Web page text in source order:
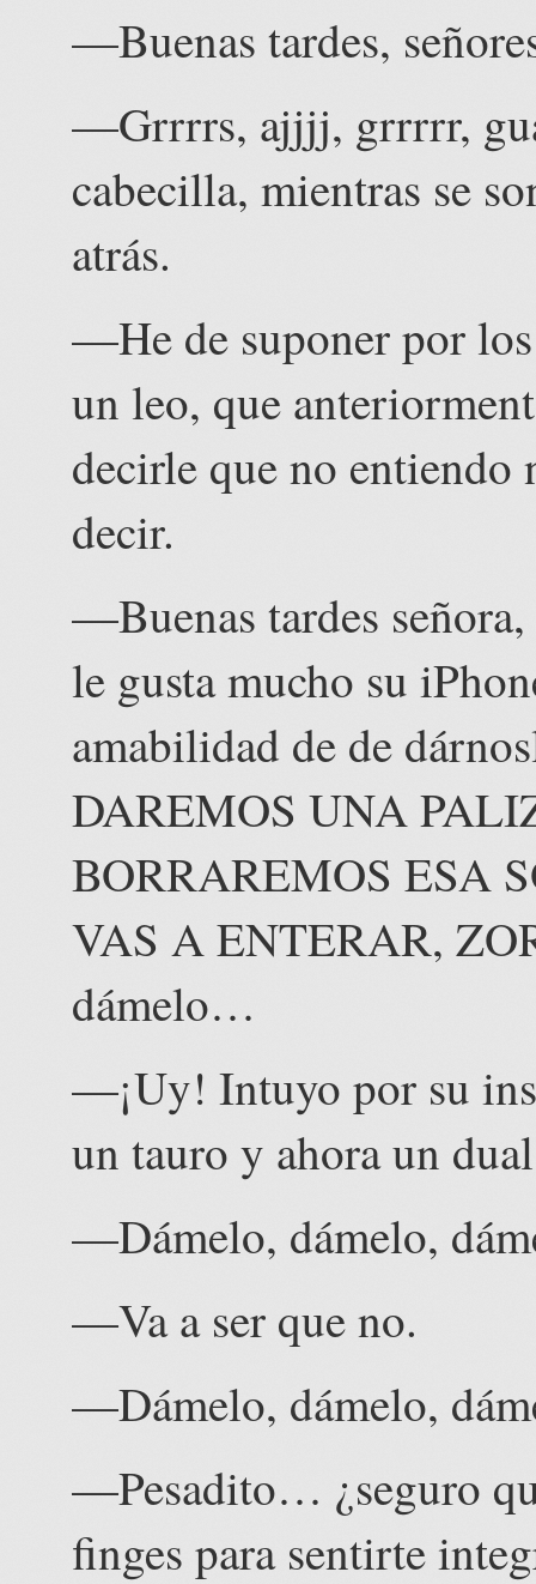
—Buenas tardes,
—Grrrrs, ajjjj, grrrrr,
cabecilla, mientras se
atrás.
—He de suponer por los
un leo, que
decirle que no entiendo
decir.
—Buenas tardes
le gusta mucho su
amabilidad de de
DAREMOS UNA
BORRAREMOS ESA
VAS A ENTERAR,
dámelo…
—¡Uy! Intuyo por su
un tauro y ahora un
—Dámelo, dámelo,
—Va a ser que no.
—Dámelo, dámelo,
—Pesadito… ¿seguro
finges para sentirte